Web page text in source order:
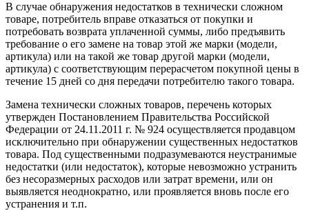
В случае обнаружения недостатков в технически сложном
товаре, потребитель вправе отказаться от покупки и
потребовать возврата уплаченной суммы, либо предъявить
требование о его замене на товар этой же марки (модели,
артикула) или на такой же товар другой марки (модели,
артикула) с соответствующим перерасчетом покупной цены в
течение 15 дней со дня передачи потребителю такого товара.
Замена технически сложных товаров, перечень которых
утвержден Постановлением Правительства Российской
Федерации от 24.11.2011 г. № 924 осуществляется продавцом
исключительно при обнаружении существенных недостатков
товара. Под существенными подразумеваются неустранимые
недостатки (или недостаток), которые невозможно устранить
без несоразмерных расходов или затрат времени, или он
выявляется неоднократно, или проявляется вновь после его
устранения и т.п.